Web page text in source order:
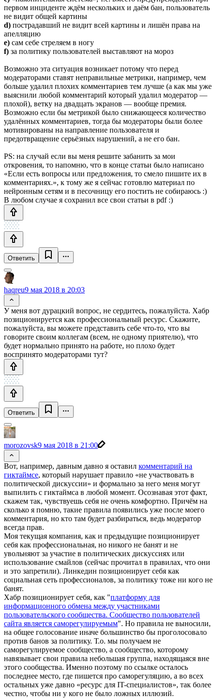
первом инциденте ждём нескольких и даём бан, пользователь
не видит общей картины
d) пострадавший не видит всей картины и лишён права на
апелляцию
e) сам себе стреляем в ногу
f) за политику пользователей выставляют на мороз
Возможно эта ситуация возникает потому что перед
модераторами ставят неправильные метрики, например, чем
больше удалил плохих комментариев тем лучше (а как мы уже
выяснили любой комментарий который удалил модератор —
плохой), ветку на двадцать экранов — вообще премия.
Возможно если бы метрикой было снижающееся количество
удалённых комментариев, тогда бы модераторы были более
мотивированы на направление пользователя и
предотвращение серьёзных нарушений, а не его бан.
PS: на случай если вы меня решите забанить за мои
откровения, то напомню, что в конце статьи было написано
«Если есть вопросы или предложения, то смело пишите их в
комментариях.», к тому же я сейчас готовлю материал по
нейронным сетям и в песочницу его постить не собираюсь :)
В любом случае я сохранил все свои статьи в pdf :)
Ответить
haqreu9 мая 2018 в 20:03
У меня вот дурацкий вопрос, не сердитесь, пожалуйста. Хабр
позиционируется как профессиональный ресурс. Скажите,
пожалуйста, вы можете представить себе что-то, что вы
говорите своим коллегам (всем, не одному приятелю), что
будет нормально принято на работе, но плохо будет
воспринято модераторами тут?
Ответить
morozovsk9 мая 2018 в 21:00
Вот, например, давным давно я оставил комментарий на
гиктаймсе, который нарушает правило «не участвовать в
политической дискуссии» и формально за него меня могут
выпилить с гиктаймса в любой момент. Осознавая этот факт,
скажем так, чувствуешь себя не очень комфортно. Причём на
сколько я помню, такие правила появились уже после моего
комментария, но кто там будет разбираться, ведь модератор
всегда прав.
Моя текущая компания, как и предыдущие позиционирует
себя как профессиональная, но никого не банят и не
увольняют за участие в политических дискуссиях или
использование смайлов (сейчас прочитал в правилах, что они
и это запретили). Линкедин позиционирует себя как
социальная сеть профессионалов, за политику тоже ни кого не
банят.
Хабр позиционирует себя, как "платформу для
информационного обмена между участниками
пользовательского сообщества. Сообщество пользователей
сайта является саморегулируемым". Но правила не выносили,
на общее голосование иначе большинство бы проголосовало
против банов за политику. Т.о. мы получаем не
саморегулируемое сообщество, а сообщество, которому
навязывает свои правила небольшая группа, находящаяся вне
этого сообщества. Именно поэтому по ссылке осталось
последнее место, где пишется про саморегуляцию, а во всех
остальных уже давно «ресурс для IT-специалистов», так более
честно, чтобы ни у кого не было ложных иллюзий.